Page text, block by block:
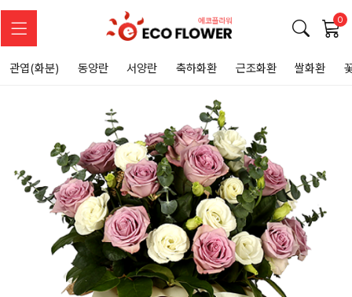
0
관엽(화분) 동양란 서양란 축하화환 근조화환 쌀화환